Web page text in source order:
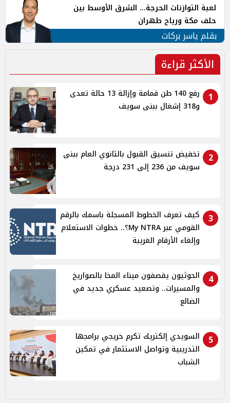
لعبة التوازنات الحرجة... الشرق الأوسط بين
حلف مكة ورياح طهران
بقلم ياسر بركات
الأكثر قراءة
1
رفع 140 طن قمامة وإزالة 13 حالة تعدى
و318 إشغال ببنى سويف
2
تخفيض تنسيق القبول بالثانوي العام ببنى
سويف من 236 إلى 231 درجة
3
كيف تعرف الخطوط المسجلة باسمك بالرقم
القومي عبر My NTRA؟.. خطوات الاستعلام
وإلغاء الأرقام الغريبة
4
الحوثيون يقصفون ميناء المخا بالصواريخ
والمسيرات.. وتصعيد عسكري جديد في
الضالع
5
السويدي إلكتريك تكرم خريجي برامجها
التدريبية وتواصل الاستثمار في تمكين
الشباب